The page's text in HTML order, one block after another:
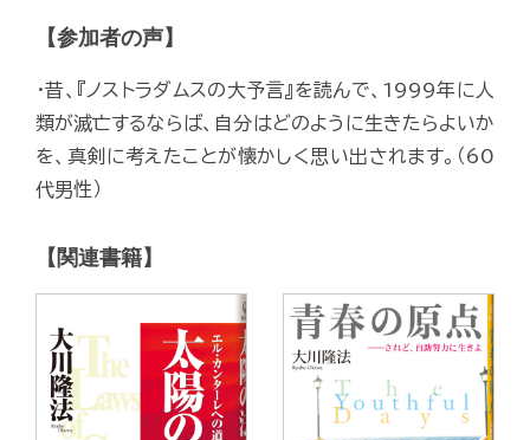
【参加者の声】
・昔、『ノストラダムスの大予言』を読んで、1999年に人
類が滅亡するならば、自分はどのように生きたらよいか
を、真剣に考えたことが懐かしく思い出されます。（60
代男性）
【関連書籍】